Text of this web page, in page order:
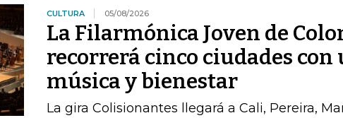
CULTURA 05/08/2026
La Filarmónica Joven de
recorrerá cinco ciudades con
música y bienestar
La gira Colisionantes llegará a Cali, Pereira,